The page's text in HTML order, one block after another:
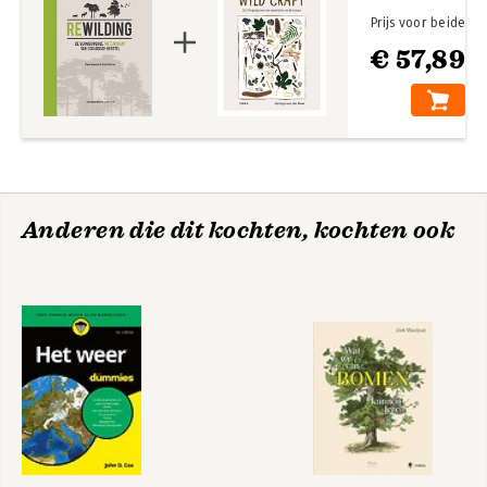
monitoringproeven met betrekking tot de reïntroductie van
bevers in Engeland en Wales
€ 57,89
Prijs voor beide
Anderen die dit kochten, kochten ook